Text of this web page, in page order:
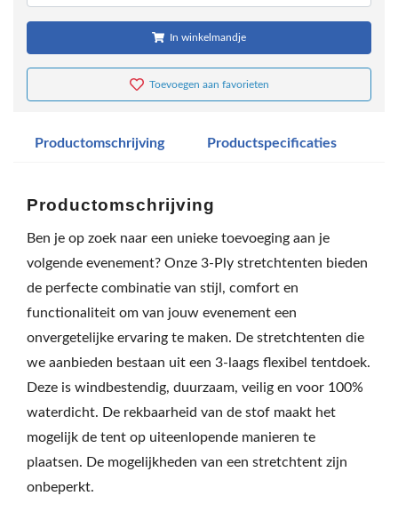
In winkelmandje
Toevoegen aan favorieten
Productomschrijving Productspecificaties
Productomschrijving
Ben je op zoek naar een unieke toevoeging aan je
volgende evenement? Onze 3-Ply stretchtenten bieden
de perfecte combinatie van stijl, comfort en
functionaliteit om van jouw evenement een
onvergetelijke ervaring te maken. De stretchtenten die
we aanbieden bestaan uit een 3-laags flexibel tentdoek.
Deze is windbestendig, duurzaam, veilig en voor 100%
waterdicht. De rekbaarheid van de stof maakt het
mogelijk de tent op uiteenlopende manieren te
plaatsen. De mogelijkheden van een stretchtent zijn
onbeperkt.